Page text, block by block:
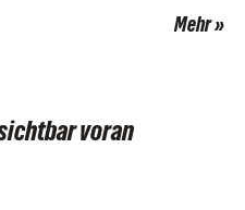
Mehr
voran